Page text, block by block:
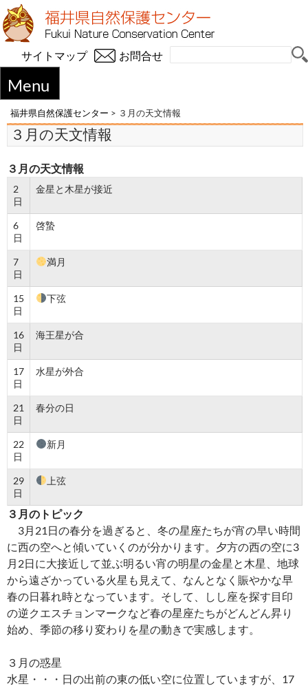
お問合せ
サイトマップ
Menu
福井県自然保護センター > ３月の天文情報
３月の天文情報
３月の天文情報
2
日
金星と木星が接近
6
日
啓蟄
7
日
満月
15
日
下弦
16
日
海王星が合
17
日
水星が外合
21
日
春分の日
22
日
新月
29
日
上弦
３月のトピック
3月21日の春分を過ぎると、冬の星座たちが宵の早い時間
に西の空へと傾いていくのが分かります。夕方の西の空に3
月2日に大接近して並ぶ明るい宵の明星の金星と木星、地球
から遠ざかっている火星も見えて、なんとなく賑やかな早
春の日暮れ時となっています。そして、しし座を探す目印
の逆クエスチョンマークなど春の星座たちがどんどん昇り
始め、季節の移り変わりを星の動きで実感します。
３月の惑星
水星・・・日の出前の東の低い空に位置していますが、17